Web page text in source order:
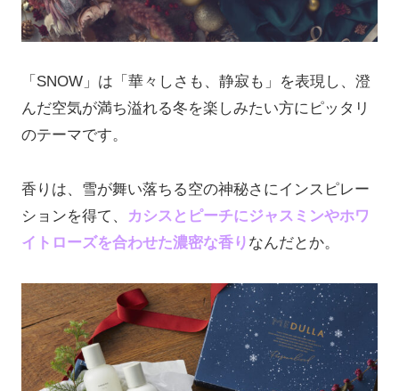
「SNOW」は「華々しさも、静寂も」を表現し、澄
んだ空気が満ち溢れる冬を楽しみたい方にピッタリ
のテーマです。
香りは、雪が舞い落ちる空の神秘さにインスピレー
ションを得て、
カシスとピーチにジャスミンやホワ
イトローズを合わせた濃密な香り なんだとか。